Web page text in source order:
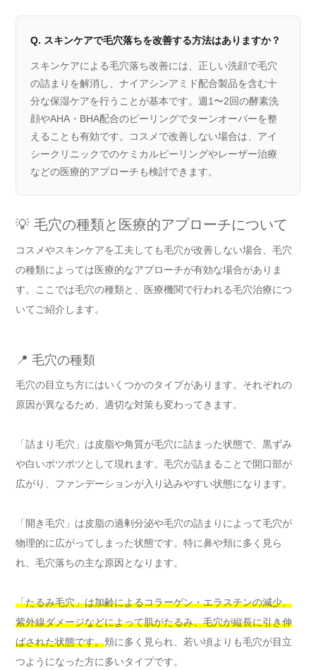
Q. スキンケアで毛穴落ちを改善する方法はありますか？
スキンケアによる毛穴落ち改善には、正しい洗顔で毛穴
の詰まりを解消し、ナイアシンアミド配合製品を含む十
分な保湿ケアを行うことが基本です。週1〜2回の酵素洗
顔やAHA・BHA配合のピーリングでターンオーバーを整
えることも有効です。コスメで改善しない場合は、アイ
シークリニックでのケミカルピーリングやレーザー治療
などの医療的アプローチも検討できます。
💡 毛穴の種類と医療的アプローチについて
コスメやスキンケアを工夫しても毛穴が改善しない場合、毛穴
の種類によっては医療的なアプローチが有効な場合がありま
す。ここでは毛穴の種類と、医療機関で行われる毛穴治療につ
いてご紹介します。
📍 毛穴の種類
毛穴の目立ち方にはいくつかのタイプがあります。それぞれの
原因が異なるため、適切な対策も変わってきます。
「詰まり毛穴」は皮脂や角質が毛穴に詰まった状態で、黒ずみ
や白いポツポツとして現れます。毛穴が詰まることで開口部が
広がり、ファンデーションが入り込みやすい状態になります。
「開き毛穴」は皮脂の過剰分泌や毛穴の詰まりによって毛穴が
物理的に広がってしまった状態です。特に鼻や頬に多く見ら
れ、毛穴落ちの主な原因となります。
「たるみ毛穴」は加齢によるコラーゲン・エラスチンの減少、
紫外線ダメージなどによって肌がたるみ、毛穴が縦長に引き伸
ばされた状態です。頬に多く見られ、若い頃よりも毛穴が目立
つようになった方に多いタイプです。